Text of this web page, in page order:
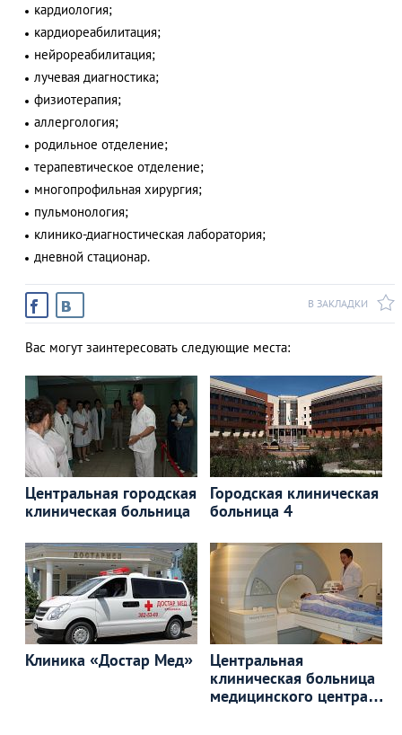
АЗАД
кардиология;
кардиореабилитация;
нейрореабилитация;
лучевая диагностика;
физиотерапия;
аллергология;
родильное отделение;
терапевтическое отделение;
многопрофильная хирургия;
пульмонология;
клинико-диагностическая лаборатория;
дневной стационар.
В ЗАКЛАДКИ
Вас могут заинтересовать следующие места:
Центральная городская
клиническая больница
Городская клиническая
больница 4
Клиника «Достар Мед»
Центральная
клиническая больница
медицинского центра